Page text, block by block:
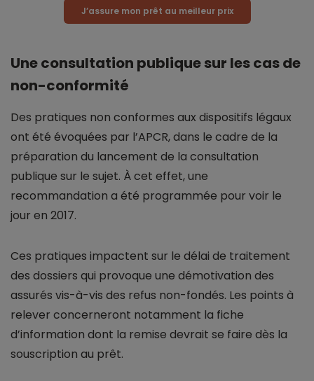
J’assure mon prêt au meilleur prix
Une consultation publique sur les cas de
non-conformité
Des pratiques non conformes aux dispositifs légaux
ont été évoquées par l’APCR, dans le cadre de la
préparation du lancement de la consultation
publique sur le sujet. À cet effet, une
recommandation a été programmée pour voir le
jour en 2017.
Ces pratiques impactent sur le délai de traitement
des dossiers qui provoque une démotivation des
assurés vis-à-vis des refus non-fondés. Les points à
relever concerneront notamment la fiche
d’information dont la remise devrait se faire dès la
souscription au prêt.